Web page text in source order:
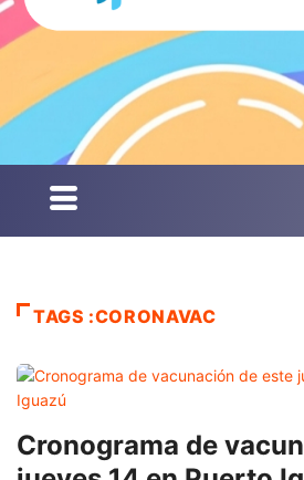
TAGS :CORONAVAC
Cronograma de